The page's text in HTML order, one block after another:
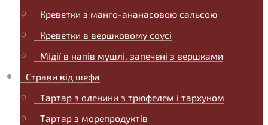
Креветки з манго-ананасовою сальсою
Креветки в вершковому соусі
Мідії в напів мушлі, запечені з вершками
Страви від шефа
Тартар з оленини з трюфелем і тархуном
Тартар з морепродуктів